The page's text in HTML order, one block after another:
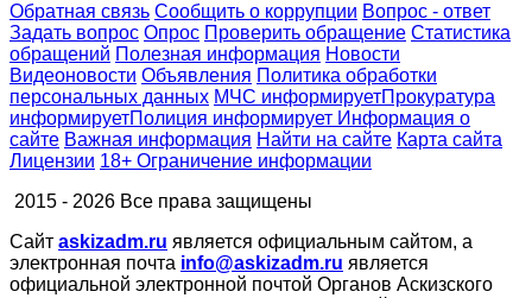
Обратная связь Сообщить о коррупции Вопрос - ответ
Задать вопрос Опрос Проверить обращение Статистика
обращений Полезная информация Новости
Видеоновости Объявления Политика обработки
персональных данных МЧС информируетПрокуратура
информируетПолиция информирует Информация о
сайте Важная информация Найти на сайте Карта сайта
Лицензии 18+ Ограничение информации
2015 - 2026 Все права защищены
Сайт askizadm.ru является официальным сайтом, а
электронная почта info@askizadm.ru является
официальной электронной почтой Органов Аскизского